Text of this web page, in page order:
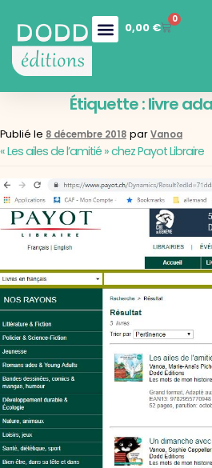
0,00 €
0
Étiquette :livre
Publié le 8 décembre 2018 parVanoa
« Les ailes de l’amitié » chez Payot Libraire